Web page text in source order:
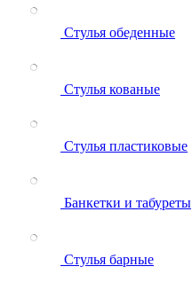
Стулья обеденные
Стулья кованые
Стулья пластиковые
Банкетки и табуреты
Стулья барные